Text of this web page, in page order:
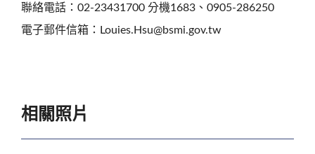
聯絡電話：02-23431700 分機1683、0905-286250
電子郵件信箱：Louies.Hsu@bsmi.gov.tw
相關照片